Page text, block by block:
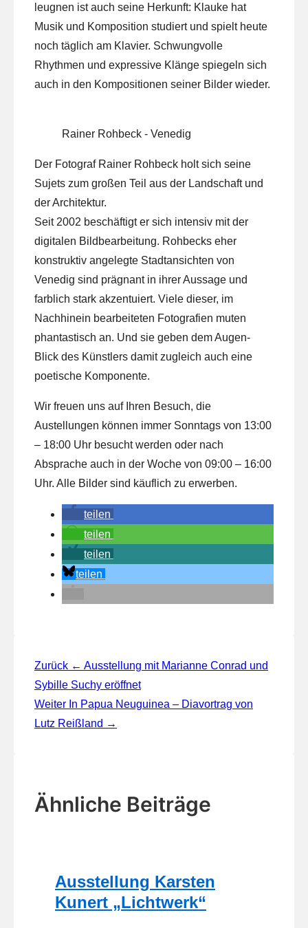
leugnen ist auch seine Herkunft: Klauke hat
Musik und Komposition studiert und spielt heute
noch täglich am Klavier. Schwungvolle
Rhythmen und expressive Klänge spiegeln sich
auch in den Kompositionen seiner Bilder wieder.
Rainer Rohbeck - Venedig
Der Fotograf Rainer Rohbeck holt sich seine
Sujets zum großen Teil aus der Landschaft und
der Architektur.
Seit 2002 beschäftigt er sich intensiv mit der
digitalen Bildbearbeitung. Rohbecks eher
konstruktiv angelegte Stadtansichten von
Venedig sind prägnant in ihrer Aussage und
farblich stark akzentuiert. Viele dieser, im
Nachhinein bearbeiteten Fotografien muten
phantastisch an. Und sie geben dem Augen-
Blick des Künstlers damit zugleich auch eine
poetische Komponente.
Wir freuen uns auf Ihren Besuch, die
Austellungen können immer Sonntags von 13:00
– 18:00 Uhr besucht werden oder nach
Absprache auch in der Woche von 09:00 – 16:00
Uhr. Alle Bilder sind käuflich zu erwerben.
teilen
teilen
teilen
teilen
Beitragsnavigation
Zurück ← Ausstellung mit Marianne Conrad und
Sybille Suchy eröffnet
Weiter In Papua Neuguinea – Diavortrag von
Lutz Reißland →
Ähnliche Beiträge
Ausstellung Karsten
Kunert „Lichtwerk“